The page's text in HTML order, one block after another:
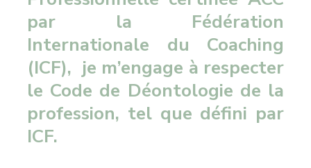
par la Fédération
Internationale du Coaching
(ICF), je m’engage à respecter
le Code de Déontologie de la
profession, tel que défini par
ICF.